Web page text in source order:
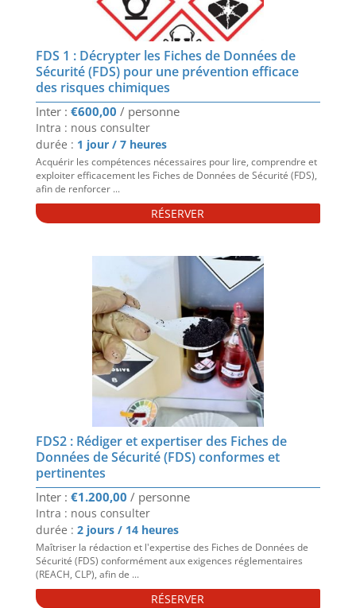
FDS 1 : Décrypter les Fiches de Données de
Sécurité (FDS) pour une prévention efficace
des risques chimiques
€600,00
Intra : nous consulter
durée : 1 jour / 7 heures
Acquérir les compétences nécessaires pour lire, comprendre et
exploiter efficacement les Fiches de Données de Sécurité (FDS),
afin de renforcer ...
RÉSERVER
FDS2 : Rédiger et expertiser des Fiches de
Données de Sécurité (FDS) conformes et
pertinentes
€1.200,00
Intra : nous consulter
durée : 2 jours / 14 heures
Maîtriser la rédaction et l'expertise des Fiches de Données de
Sécurité (FDS) conformément aux exigences réglementaires
(REACH, CLP), afin de ...
RÉSERVER